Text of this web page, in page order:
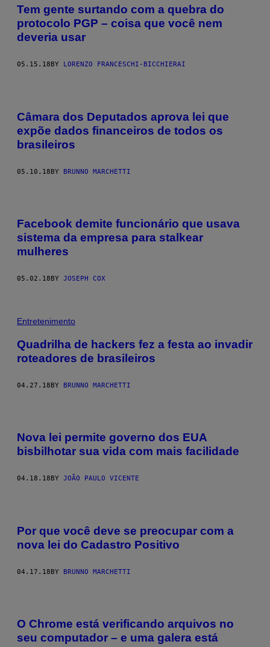
Tem gente surtando com a quebra do
protocolo PGP – coisa que você nem
deveria usar
05.15.18BY LORENZO FRANCESCHI-BICCHIERAI
Câmara dos Deputados aprova lei que
expõe dados financeiros de todos os
brasileiros
05.10.18BY BRUNNO MARCHETTI
Facebook demite funcionário que usava
sistema da empresa para stalkear
mulheres
05.02.18 BY JOSEPH COX
Entretenimento
Quadrilha de hackers fez a festa ao invadir
roteadores de brasileiros
04.27.18BY BRUNNO MARCHETTI
Nova lei permite governo dos EUA
bisbilhotar sua vida com mais facilidade
04.18.18 BY JOÃO PAULO VICENTE
Por que você deve se preocupar com a
nova lei do Cadastro Positivo
04.17.18BY BRUNNO MARCHETTI
O Chrome está verificando arquivos no
seu computador – e uma galera está